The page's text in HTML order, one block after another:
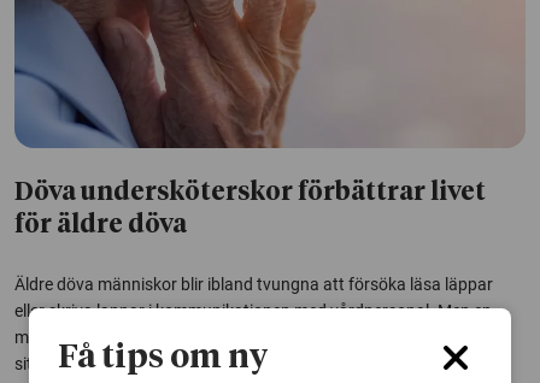
Döva undersköterskor förbättrar livet
för äldre döva
Äldre döva människor blir ibland tvungna att försöka läsa läppar
eller skriva lappar i kommunikationen med vårdpersonal. Men en
mobil grupp bestående av döva undersköterskor kan förändra
situationen i grunden, enligt en studie från Jönköping University.
Få tips om ny